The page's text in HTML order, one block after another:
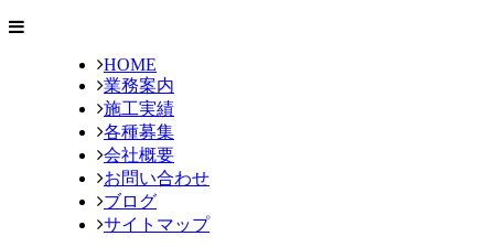
HOME
業務案内
施工実績
各種募集
会社概要
お問い合わせ
ブログ
サイトマップ